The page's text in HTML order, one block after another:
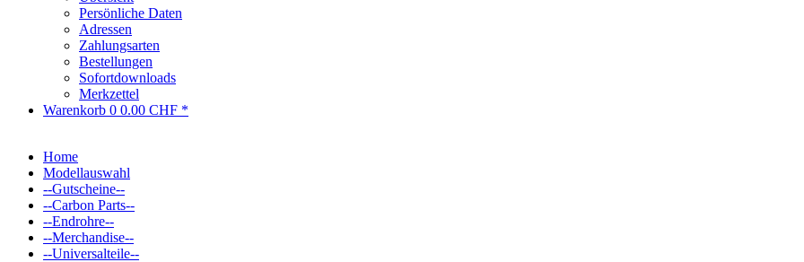
Persönliche Daten
Adressen
Zahlungsarten
Bestellungen
Sofortdownloads
Merkzettel
Warenkorb 0 0.00 CHF *
Home
Modellauswahl
--Gutscheine--
--Carbon Parts--
--Endrohre--
--Merchandise--
--Universalteile--